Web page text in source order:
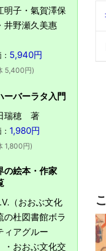
明子・氣賀澤保
井野瀬久美惠
5,940円
5,400円)
ーバーラタ入門
瑞穂 著
1,980円
1,800円)
の絵本・作家
（おおぶ文化
の杜図書館ボラ
ィアグルー
・おおぶ文化交